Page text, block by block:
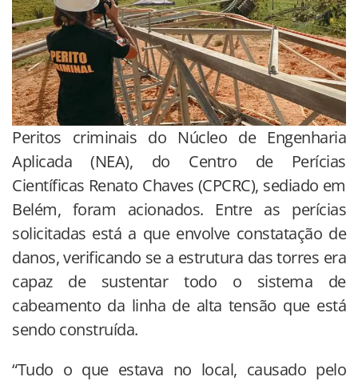
Peritos criminais do Núcleo de Engenharia
Aplicada (NEA), do Centro de Perícias
Científicas Renato Chaves (CPCRC), sediado em
Belém, foram acionados. Entre as perícias
solicitadas está a que envolve constatação de
danos, verificando se a estrutura das torres era
capaz de sustentar todo o sistema de
cabeamento da linha de alta tensão que está
sendo construída.
“Tudo o que estava no local, causado pelo